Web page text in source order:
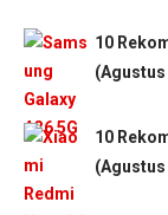
10
(Agustus
10
(Agustus